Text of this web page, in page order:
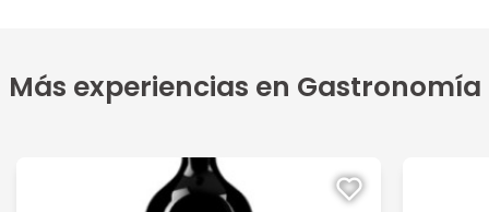
Más experiencias en Gastronomía